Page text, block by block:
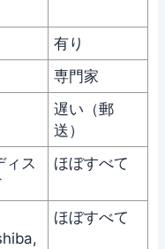
有り
専門家
遅い（郵
送）
ィス
ほぼすべて
ほぼすべて